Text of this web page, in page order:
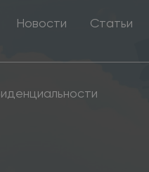
Новости Статьи